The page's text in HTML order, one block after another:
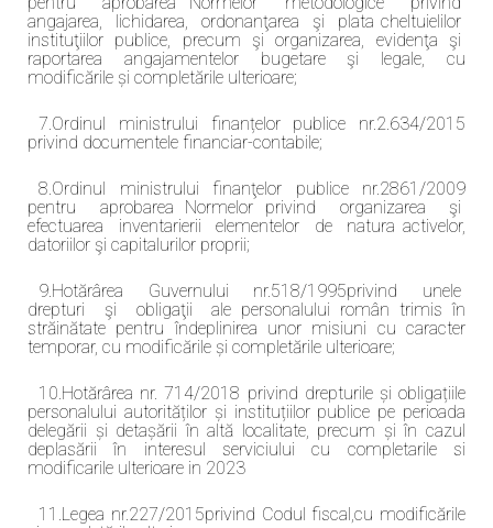
angajarea, lichidarea, ordonanţarea şi plata cheltuielilor
instituţiilor publice, precum şi organizarea, evidenţa şi
raportarea angajamentelor bugetare şi legale, cu
modificările și completările ulterioare;
7.Ordinul ministrului finanțelor publice nr.2.634/2015
privind documentele financiar-contabile;
8.Ordinul ministrului finanţelor publice nr.2861/2009
pentru aprobarea Normelor privind organizarea şi
efectuarea inventarierii elementelor de natura activelor,
datoriilor şi capitalurilor proprii;
9.Hotărârea Guvernului nr.518/1995privind unele
drepturi şi obligaţii ale personalului român trimis în
străinătate pentru îndeplinirea unor misiuni cu caracter
temporar, cu modificările și completările ulterioare;
10.Hotărârea nr. 714/2018 privind drepturile și obligațiile
personalului autorităților și instituțiilor publice pe perioada
delegării și detașării în altă localitate, precum și în cazul
deplasării în interesul serviciului cu completarile si
modificarile ulterioare in 2023
11.Legea nr.227/2015privind Codul fiscal,cu modificările